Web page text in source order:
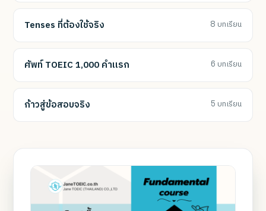
Tenses ที่ต้องใช้จริง 8 บทเรียน
ศัพท์ TOEIC 1,000 คำแรก 6 บทเรียน
ก้าวสู่ข้อสอบจริง 5 บทเรียน